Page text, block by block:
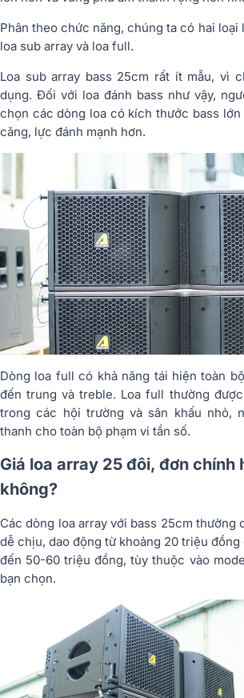
Phân theo chức năng, chúng ta có hai loại
loa sub array và loa full.
Loa sub array bass 25cm rất ít mẫu, vì
dụng. Đối với loa đánh bass như vậy,
chọn các dòng loa có kích thước bass lớn
căng, lực đánh mạnh hơn.
Dòng loa full có khả năng tái hiện toàn
đến trung và treble. Loa full thường
trong các hội trường và sân khấu nhỏ,
thanh cho toàn bộ phạm vi tần số.
Giá loa array 25 đôi, đơn chính
không?
Các dòng loa array với bass 25cm thường
dễ chịu, dao động từ khoảng 20 triệu
đến 50-60 triệu đồng, tùy thuộc vào
bạn chọn.